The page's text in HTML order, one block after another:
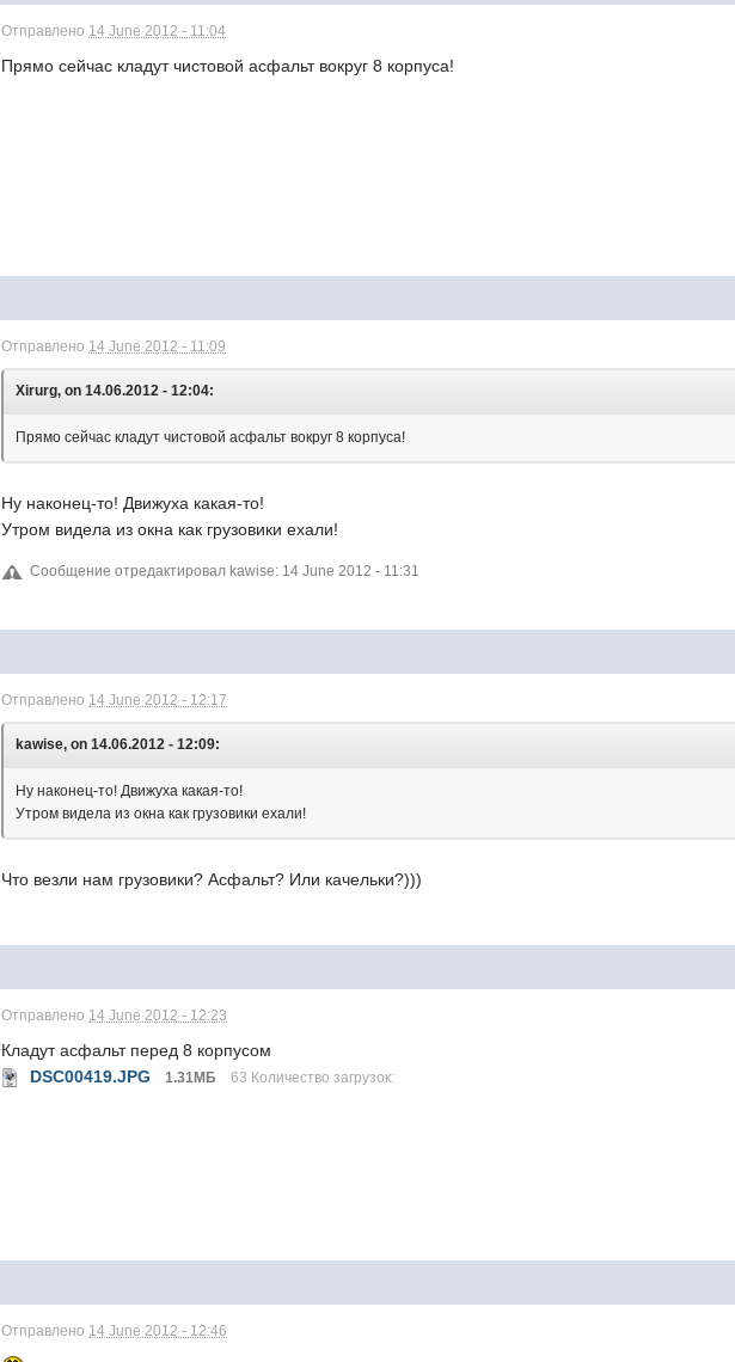
Отправлено 14 June 2012 - 11:04
Прямо сейчас кладут чистовой асфальт вокруг 8 корпуса!
Отправлено 14 June 2012 - 11:09
Xirurg, on 14.06.2012 - 12:04:
Прямо сейчас кладут чистовой асфальт вокруг 8 корпуса!
Ну наконец-то! Движуха какая-то!
Утром видела из окна как грузовики ехали!
Сообщение отредактировал kawise: 14 June 2012 - 11:31
Отправлено 14 June 2012 - 12:17
kawise, on 14.06.2012 - 12:09:
Ну наконец-то! Движуха какая-то!
Утром видела из окна как грузовики ехали!
Что везли нам грузовики? Асфальт? Или качельки?)))
Отправлено 14 June 2012 - 12:23
Кладут асфальт перед 8 корпусом
DSC00419.JPG
1.31МБ 63 Количество загрузок:
Отправлено 14 June 2012 - 12:46